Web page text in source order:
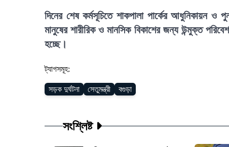
দিনের শেষ কর্মসূচিতে শাকপালা পার্কের আধুনিকায়ন
মানুষের শারীরিক ও মানসিক বিকাশের জন্য উন্মুক্ত
হচ্ছে।
ট্যাগসমূহ:
সড়ক দুর্ঘটনা সেতুমন্ত্রী বগুড়া
সংশ্লিষ্ট